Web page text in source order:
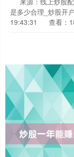
是多少合理_炒股开
19:43:31
查看：